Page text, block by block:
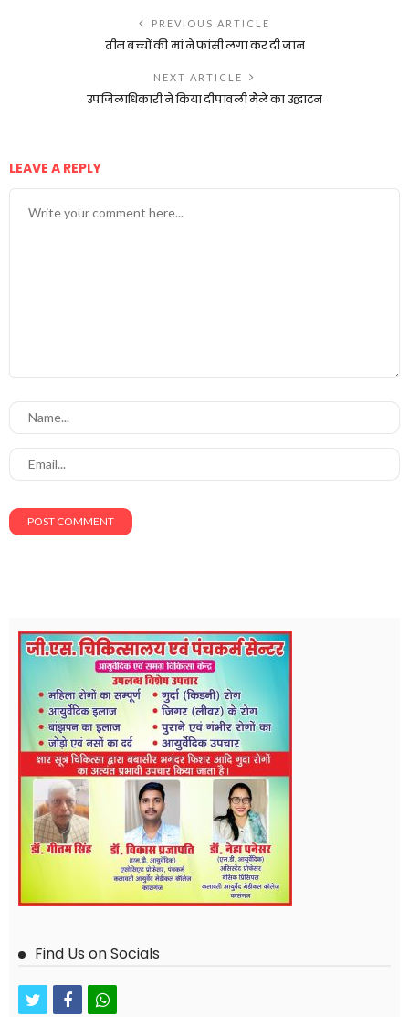
PREVIOUS ARTICLE
तीन बच्चों की मां ने फांसी लगा कर दी जान
NEXT ARTICLE
उपजिलाधिकारी ने किया दीपावली मेेले का उद्घाटन
LEAVE A REPLY
Find Us on Socials
twitterfacebookwhatsapp